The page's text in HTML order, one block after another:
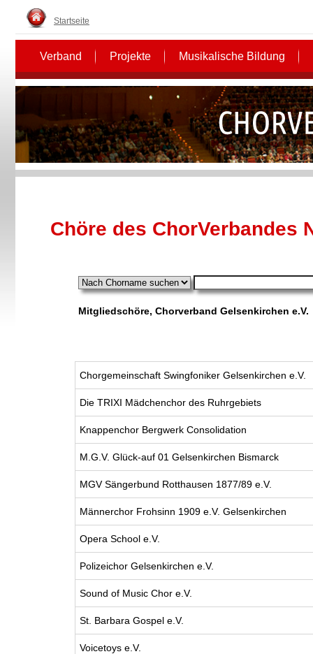
Startseite
Verband Projekte Musikalische Bildung
Chöre des ChorVerbandes
Mitgliedschöre, Chorverband Gelsenkirchen
Chorgemeinschaft Swingfoniker Gelsenkirchen e.V.
Die TRIXI Mädchenchor des Ruhrgebiets
Knappenchor Bergwerk Consolidation
M.G.V. Glück-auf 01 Gelsenkirchen Bismarck
MGV Sängerbund Rotthausen 1877/89 e.V.
Männerchor Frohsinn 1909 e.V. Gelsenkirchen
Opera School e.V.
Polizeichor Gelsenkirchen e.V.
Sound of Music Chor e.V.
St. Barbara Gospel e.V.
Voicetoys e.V.